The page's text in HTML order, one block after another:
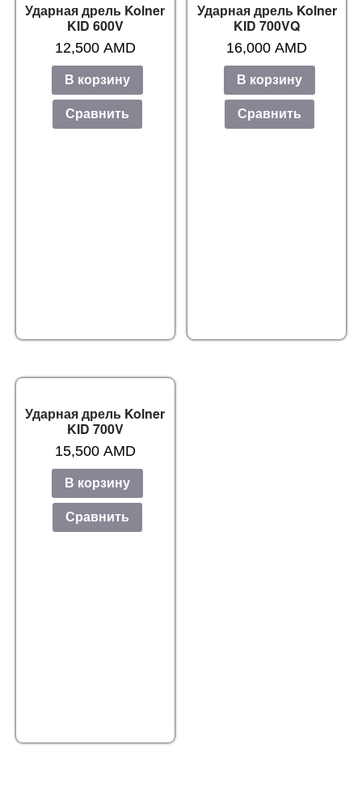
Ударная дрель Kolner
KID 600V
12,500 AMD
В корзину
Сравнить
Ударная дрель Kolner
KID 700VQ
16,000AMD
В корзину
Сравнить
Ударная дрель Kolner
KID 700V
15,500 AMD
В корзину
Сравнить